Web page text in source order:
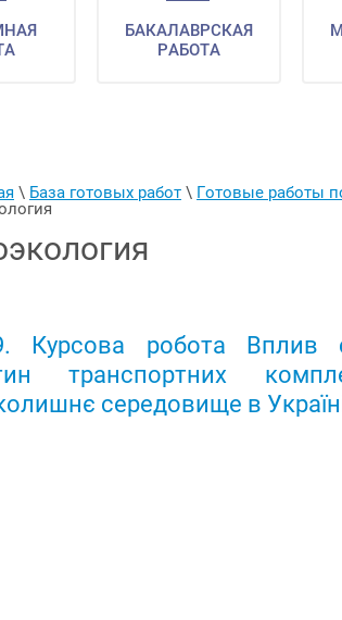
БАКАЛАВРСКАЯ
РАБОТА
\ База готовых работ \ Готовые работы
Курсова робота Вплив
транспортних
середовище в